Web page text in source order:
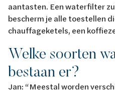
aantasten. Een waterfilter
bescherm je alle toestellen
chauffageketels, een
Welke soorten
bestaan er?
Jan: “Meestal worden